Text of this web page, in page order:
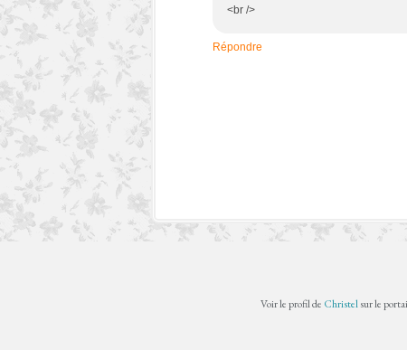
<br />
Répondre
Voir le profil de Christelsur le